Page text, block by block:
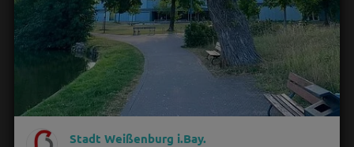
Stadt Weißenburg i.Bay.